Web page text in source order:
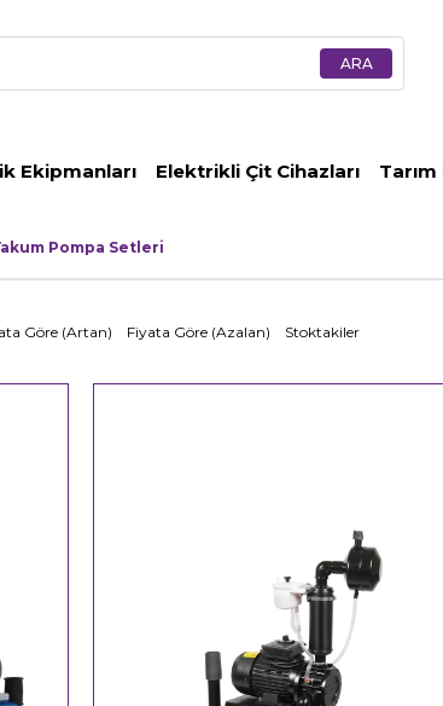
Ekipmanları Elektrikli Çit Cihazları
Pompa Setleri
Göre (Artan) Fiyata Göre (Azalan) Stoktakiler